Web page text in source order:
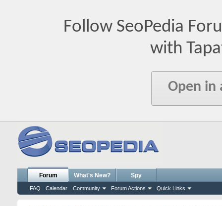
Follow SeoPedia
with
Open in
Forum
FAQ Calendar Community Forum Actions Quick Links
What's New? Spy